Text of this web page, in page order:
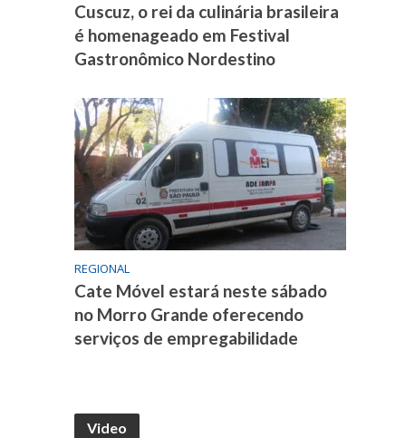
Cuscuz, o rei da culinária brasileira
é homenageado em Festival
Gastronômico Nordestino
REGIONAL
Cate Móvel estará neste sábado
no Morro Grande oferecendo
serviços de empregabilidade
Video